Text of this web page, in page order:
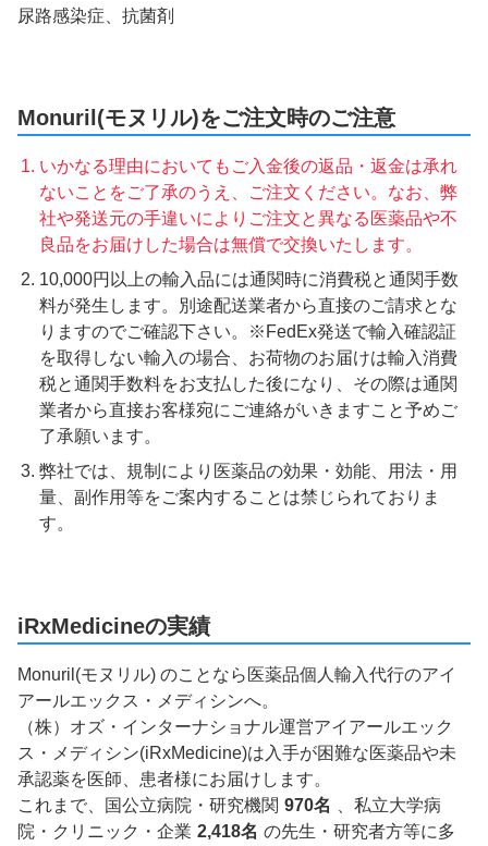
尿路感染症、抗菌剤
Monuril(モヌリル)をご注文時のご注意
いかなる理由においてもご入金後の返品・返金は承れ
ないことをご了承のうえ、ご注文ください。なお、弊
社や発送元の手違いによりご注文と異なる医薬品や不
良品をお届けした場合は無償で交換いたします。
10,000円以上の輸入品には通関時に消費税と通関手数
料が発生します。別途配送業者から直接のご請求とな
りますのでご確認下さい。※FedEx発送で輸入確認証
を取得しない輸入の場合、お荷物のお届けは輸入消費
税と通関手数料をお支払した後になり、その際は通関
業者から直接お客様宛にご連絡がいきますこと予めご
了承願います。
弊社では、規制により医薬品の効果・効能、用法・用
量、副作用等をご案内することは禁じられておりま
す。
iRxMedicineの実績
Monuril(モヌリル) のことなら医薬品個人輸入代行のアイ
アールエックス・メディシンへ。
（株）オズ・インターナショナル運営アイアールエック
ス・メディシン(iRxMedicine)は入手が困難な医薬品や未
承認薬を医師、患者様にお届けします。
これまで、国公立病院・研究機関 970名
、私立大学病
院・クリニック・企業 2,418名 の先生・研究者方等に多